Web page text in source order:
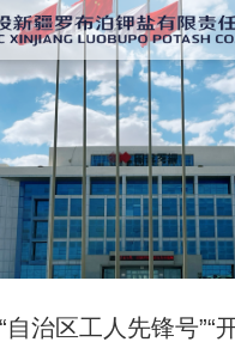
自治区工人先锋号”“